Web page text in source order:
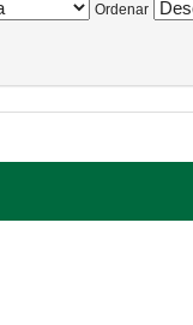
Ordenar